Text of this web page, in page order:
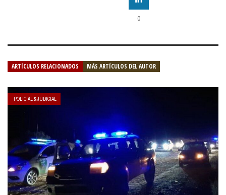
0
ARTÍCULOS RELACIONADOS MÁS ARTÍCULOS DEL AUTOR
POLICIAL & JUDICIAL